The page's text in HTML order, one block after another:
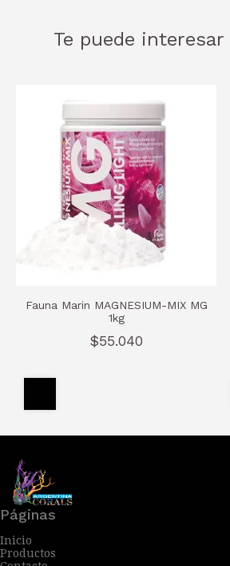
Te puede
Fauna Marin MAGNESIUM-MIX MG
1kg
$55.040
Páginas
Inicio
Productos